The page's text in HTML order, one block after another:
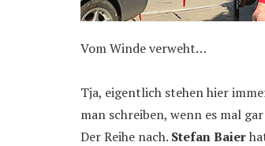
Vom Winde verweht…
Tja, eigentlich stehen hier
man schreiben, wenn es mal
Der Reihe nach. Stefan Baier